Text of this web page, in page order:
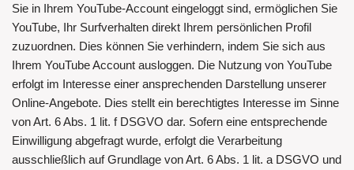
Sie in Ihrem YouTube-Account eingeloggt sind, ermöglichen Sie
YouTube, Ihr Surfverhalten direkt Ihrem persönlichen Profil
zuzuordnen. Dies können Sie verhindern, indem Sie sich aus
Ihrem YouTube Account ausloggen. Die Nutzung von YouTube
erfolgt im Interesse einer ansprechenden Darstellung unserer
Online-Angebote. Dies stellt ein berechtigtes Interesse im Sinne
von Art. 6 Abs. 1 lit. f DSGVO dar. Sofern eine entsprechende
Einwilligung abgefragt wurde, erfolgt die Verarbeitung
ausschließlich auf Grundlage von Art. 6 Abs. 1 lit. a DSGVO und